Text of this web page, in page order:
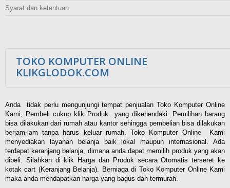
Syarat dan ketentuan
TOKO KOMPUTER ONLINE
KLIKGLODOK.COM
Anda tidak perlu mengunjungi tempat penjualan Toko Komputer Online
Kami, Pembeli cukup klik Produk yang dikehendaki. Pemilihan barang
bisa dilakukan dari rumah atau kantor sehingga pembelian bisa dilakukan
berjam-jam tanpa harus keluar rumah. Toko Komputer Online Kami
menyediakan layanan belanja baik lokal maupun internasional. Ada
terdapat keranjang belanja, dimana anda dapat memilih produk yang akan
dibeli. Silahkan di klik Harga dan Produk secara Otomatis terseret ke
kotak cart (Keranjang Belanja). Berniaga di Toko Komputer Online Kami
maka anda mendapatkan harga yang bagus dan termurah.